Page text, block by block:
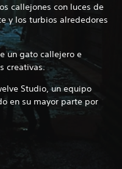
callejones con luces de
y los turbios alrededores
un gato callejero e
creativas.
Studio, un equipo
en su mayor parte por